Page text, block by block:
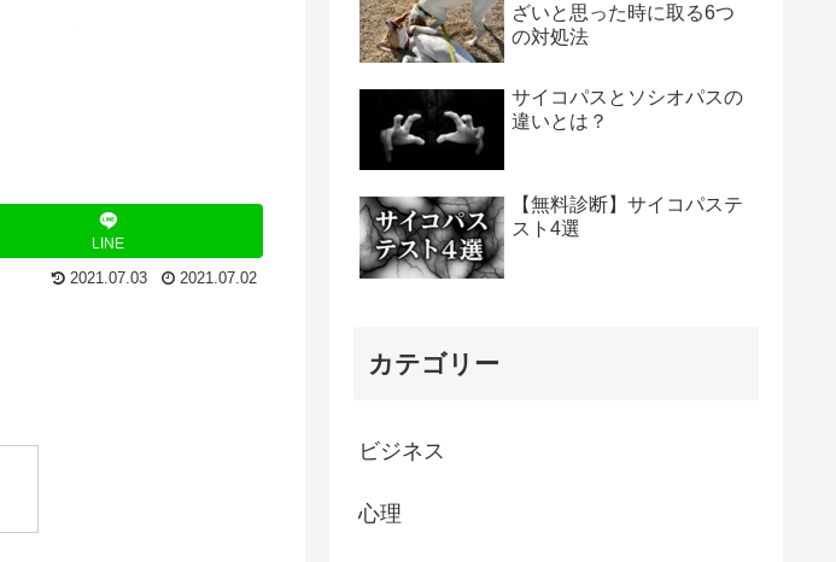
LINE
2021.07.03 2021.07.02
ざいと思った時に取る6つ
の対処法
サイコパスとソシオパスの
違いとは？
【無料診断】サイコパステ
スト4選
カテゴリー
ビジネス
心理